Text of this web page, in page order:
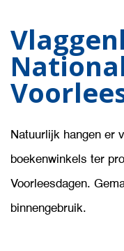
Natuurlijk hangen er
boekenwinkels ter
Voorleesdagen.
binnengebruik.